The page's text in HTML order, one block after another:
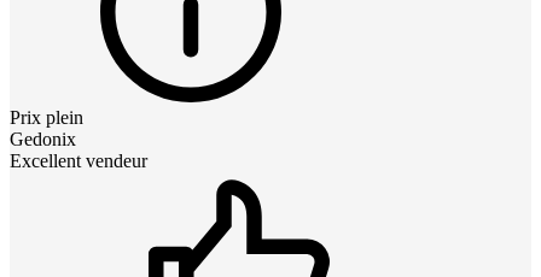
Prix plein
Gedonix
Excellent vendeur